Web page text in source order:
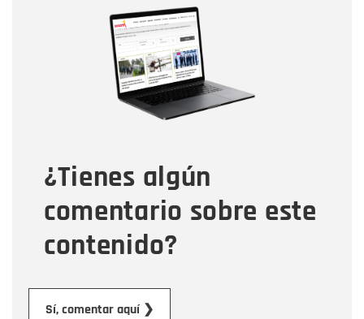
¿Tienes algún
comentario sobre este
contenido?
Sí, comentar aquí ❯
Correo electrónico
Tipo de comentario
Mensaje